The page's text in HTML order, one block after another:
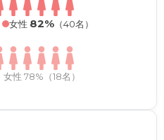
女性 82% （40名）
女性 78%（18名）